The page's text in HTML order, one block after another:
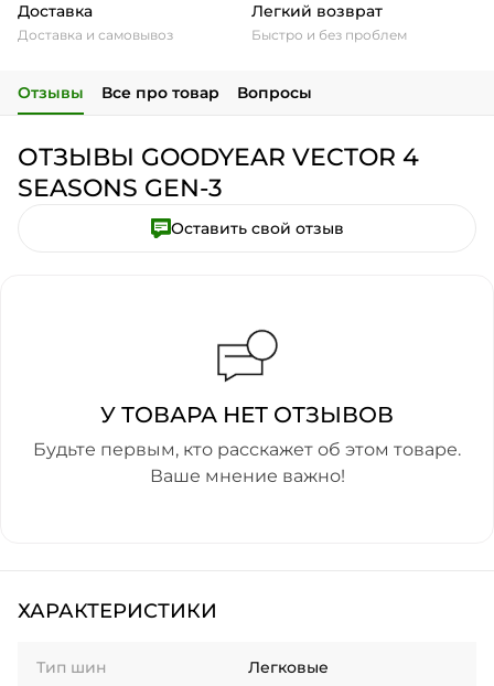
Доставка
Доставка и самовывоз
Легкий возврат
Быстро и без проблем
Отзывы Все про товар Вопросы
ОТЗЫВЫ GOODYEAR VECTOR 4
SEASONS GEN-3
Оставить свой отзыв
У ТОВАРА НЕТ ОТЗЫВОВ
Будьте первым, кто расскажет об этом товаре.
Ваше мнение важно!
ХАРАКТЕРИСТИКИ
Тип шин Легковые